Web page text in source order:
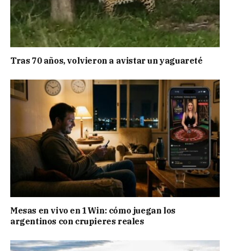
Tras 70 años, volvieron a avistar un yaguareté
Mesas en vivo en 1Win: cómo juegan los
argentinos con crupieres reales